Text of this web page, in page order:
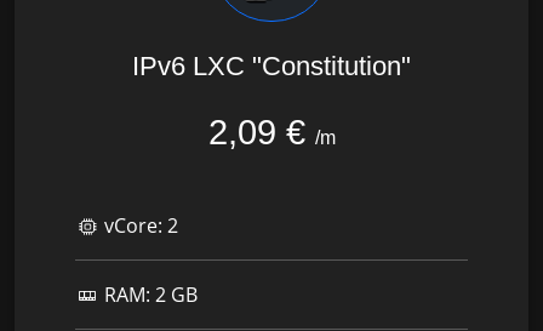
IPv6 LXC "Constitution"
2,09 € /m
vCore: 2
RAM: 2 GB